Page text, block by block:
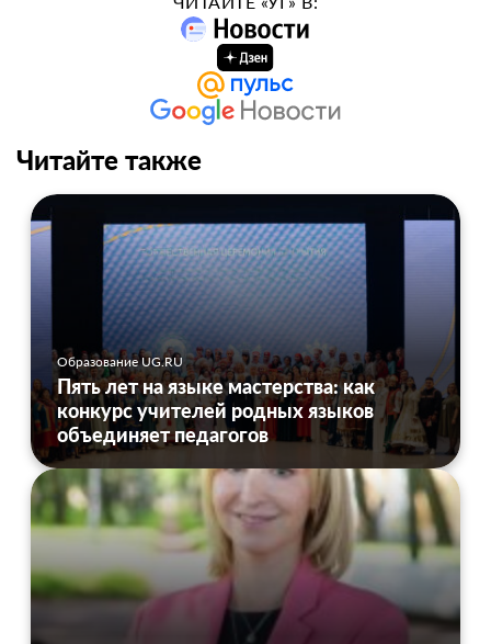
Читайте также
Образование UG.RU
Пять лет на языке мастерства: как
конкурс учителей родных языков
объединяет педагогов